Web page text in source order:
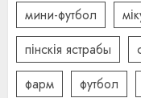
мини-футбол
пінскія ястрабы
фарм
футбол